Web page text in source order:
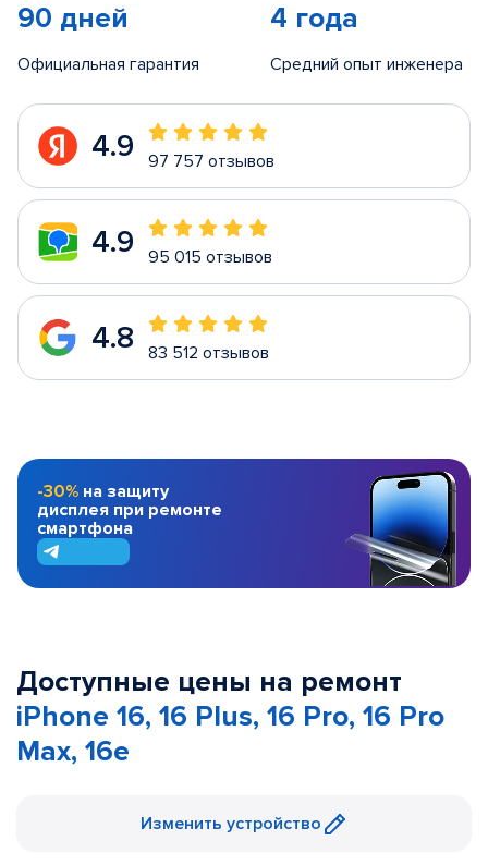
90 дней
Официальная гарантия
4 года
Средний опыт инженера
4.9 97 757 отзывов
4.9 95 015 отзывов
4.8 83 512 отзывов
-30% на защиту
дисплея при ремонте
смартфона
Доступные цены на ремонт
iPhone 16, 16 Plus, 16 Pro, 16 Pro
Max, 16e
Изменить устройство